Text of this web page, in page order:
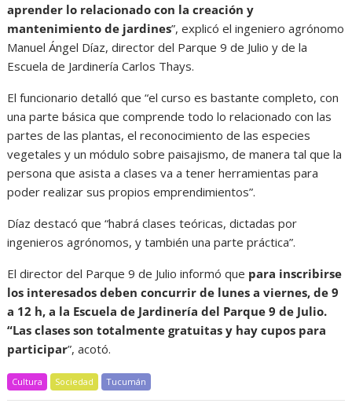
aprender lo relacionado con la creación y
mantenimiento de jardines”, explicó el ingeniero agrónomo
Manuel Ángel Díaz, director del Parque 9 de Julio y de la
Escuela de Jardinería Carlos Thays.
El funcionario detalló que “el curso es bastante completo, con
una parte básica que comprende todo lo relacionado con las
partes de las plantas, el reconocimiento de las especies
vegetales y un módulo sobre paisajismo, de manera tal que la
persona que asista a clases va a tener herramientas para
poder realizar sus propios emprendimientos”.
Díaz destacó que “habrá clases teóricas, dictadas por
ingenieros agrónomos, y también una parte práctica”.
El director del Parque 9 de Julio informó que para inscribirse
los interesados deben concurrir de lunes a viernes, de 9
a 12 h, a la Escuela de Jardinería del Parque 9 de Julio.
“Las clases son totalmente gratuitas y hay cupos para
participar”, acotó.
Cultura Sociedad Tucumán